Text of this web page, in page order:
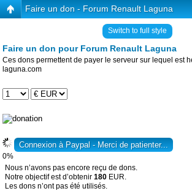
Faire un don - Forum Renault Laguna
Switch to full style
Faire un don pour Forum Renault Laguna
Ces dons permettent de payer le serveur sur lequel est
laguna.com
0%
Nous n’avons pas encore reçu de dons.
Notre objectif est d’obtenir 180 EUR.
Les dons n’ont pas été utilisés.